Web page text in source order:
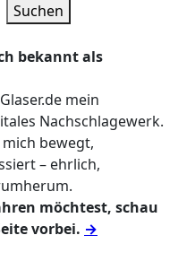
Suchen
bekannt als
mein
Nachschlagewerk.
bewegt,
– ehrlich,
möchtest, schau
vorbei. →